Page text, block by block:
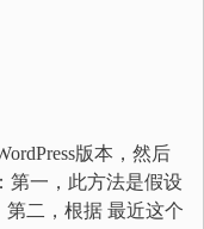
版本，然后
第一，此方法是假设
第二，根据 最近这个